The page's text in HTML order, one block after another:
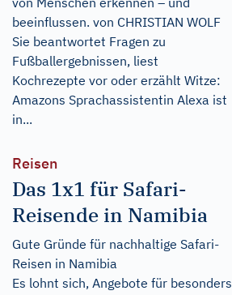
beeinflussen. von CHRISTIAN WOLF
Sie beantwortet Fragen zu
Fußballergebnissen, liest
Kochrezepte vor oder erzählt Witze:
Amazons Sprachassistentin Alexa ist
in...
Reisen
Das 1x1 für Safari-
Reisende in Namibia
Gute Gründe für nachhaltige Safari-
Reisen in Namibia
Es lohnt sich, Angebote für besonders